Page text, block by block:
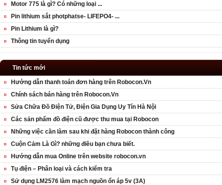
Motor 775 là gì? Có những loại ...
Pin lithium sắt photphatse- LIFEPO4- ...
Pin Lithium là gì?
Thông tin tuyển dụng
Tin tức mới
Hướng dẫn thanh toán đơn hàng trên Robocon.Vn
Chính sách bán hàng trên Robocon.Vn
Sửa Chữa Đồ Điện Tử, Điện Gia Dụng Uy Tín Hà Nội
Các sản phẩm đồ điện cũ được thu mua tại Robocon
Những việc cần làm sau khi đặt hàng Robocon thành công
Cuộn Cảm Là Gì? những điều bạn chưa biết.
Hướng dẫn mua Online trên website robocon.vn
Tụ điện – Phân loại và cách kiểm tra
Sử dụng LM2576 làm mạch nguồn ổn áp 5v (3A)